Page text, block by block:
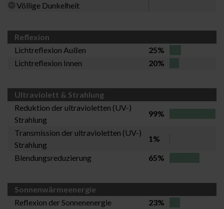
Völlige Dunkelheit
Reflexion
Lichtreflexion Außen
25%
Lichtreflexion Innen
20%
Ultraviolett & Strahlung
Reduktion der ultravioletten (UV-)
Strahlung
99%
Transmission der ultravioletten (UV-)
Strahlung
1%
Blendungsreduzierung
65%
Sonnenwärmeenergie
Reflexion der Sonnenenergie
23%